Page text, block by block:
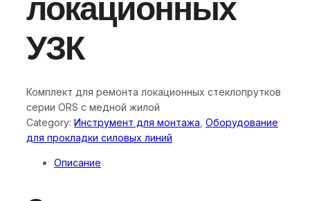
локационных
УЗК
Комплект для ремонта локационных стеклопрутков
серии ORS с медной жилой
Category: Инструмент для монтажа Оборудование
для прокладки силовых линий
Описание